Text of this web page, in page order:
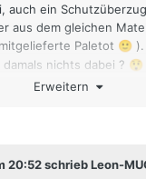
auch ein
aus dem gleichen
Paletot 🙂 ).
nichts dabei ? 😲
Frage schon
Erweitern
20:52 schrieb Leon-